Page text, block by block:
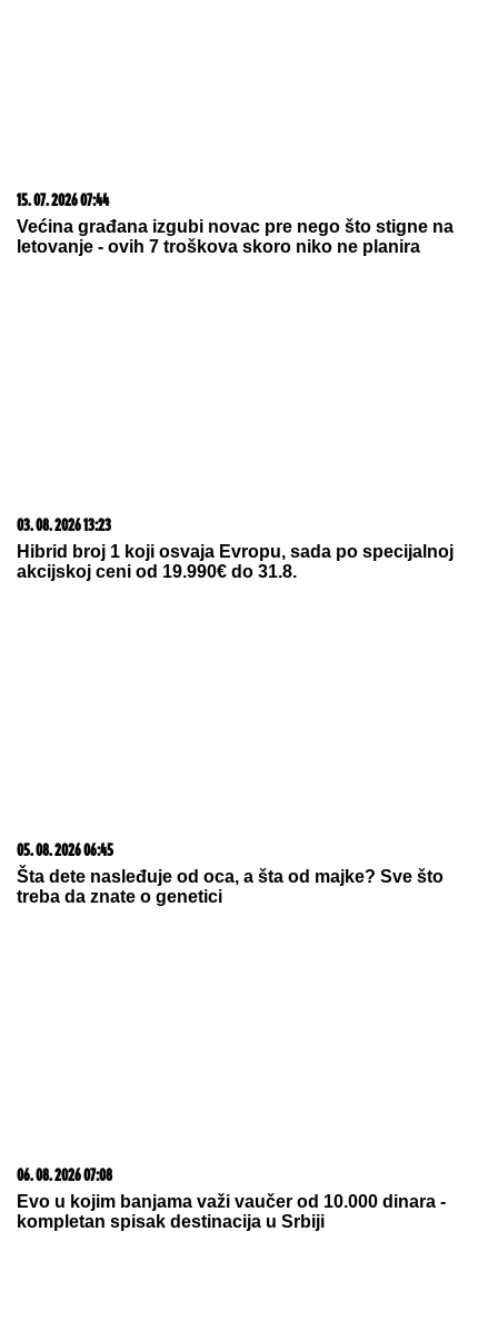
15. 07. 2026 07:44
Većina građana izgubi novac pre nego što stigne na
letovanje - ovih 7 troškova skoro niko ne planira
03. 08. 2026 13:23
Hibrid broj 1 koji osvaja Evropu, sada po specijalnoj
akcijskoj ceni od 19.990€ do 31.8.
05. 08. 2026 06:45
Šta dete nasleđuje od oca, a šta od majke? Sve što
treba da znate o genetici
06. 08. 2026 07:08
Evo u kojim banjama važi vaučer od 10.000 dinara -
kompletan spisak destinacija u Srbiji